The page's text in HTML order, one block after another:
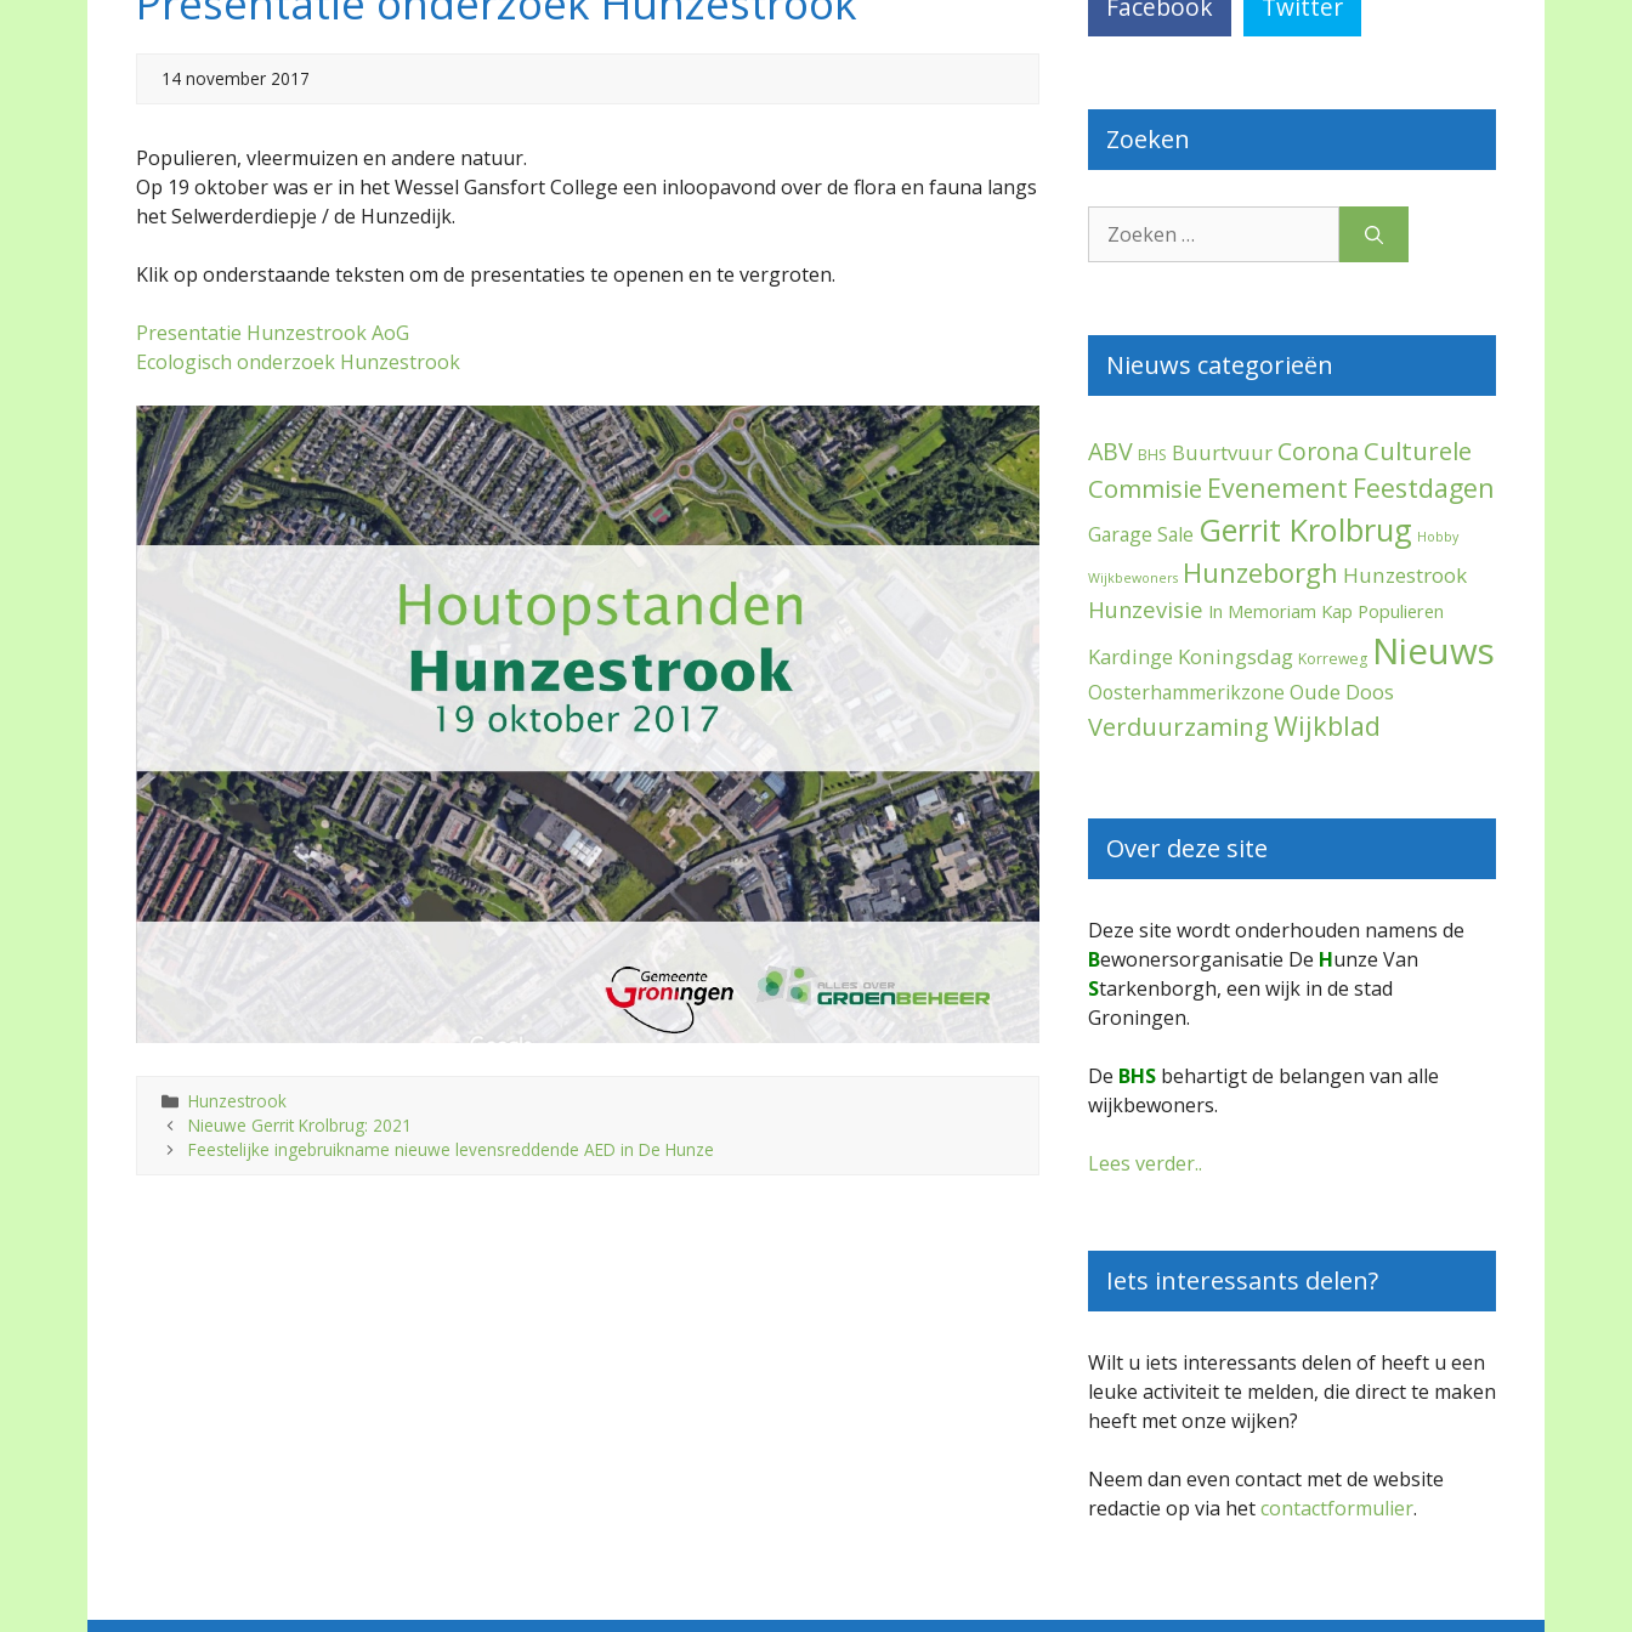
14 november 2017
Populieren, vleermuizen en andere natuur.
Op 19 oktober was er in het Wessel Gansfort College een inloopavond over de flora en fauna langs
het Selwerderdiepje / de Hunzedijk.
Klik op onderstaande teksten om de presentaties te openen en te vergroten.
Presentatie Hunzestrook AoG
Ecologisch onderzoek Hunzestrook
Categorieën
Hunzestrook
Nieuwe Gerrit Krolbrug: 2021
Feestelijke ingebruikname nieuwe levensreddende AED in De Hunze
Facebook Twitter
Zoeken
naar:
Nieuws categorieën
ABV BHS Buurtvuur Corona Culturele
Commisie Evenement Feestdagen
Garage Sale Gerrit Krolbrug Hobby
Wijkbewoners Hunzeborgh Hunzestrook
Hunzevisie In Memoriam Kap Populieren
Kardinge Koningsdag Korreweg Nieuws
Oosterhammerikzone Oude Doos
VerduurzamingWijkblad
Over deze site
Deze site wordt onderhouden namens de
Bewonersorganisatie De Hunze Van
Starkenborgh, een wijk in de stad
Groningen.
De BHS behartigt de belangen van alle
wijkbewoners.
Lees verder..
Iets interessants delen?
Wilt u iets interessants delen of heeft u een
leuke activiteit te melden, die direct te maken
heeft met onze wijken?
Neem dan even contact met de website
redactie op via hetcontactformulier.